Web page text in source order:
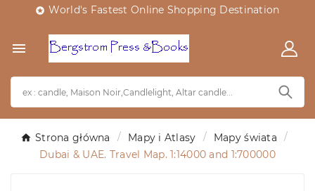
 World's Fastest Online Shopping Destination

Strona główna Mapy i Atlasy
Mapy świata
Dubai & UAE. Travel Map. 1:14000 and 1:700000